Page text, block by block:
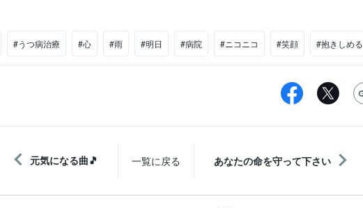
#うつ病治療 #心 #雨 #明日 #病院 #ニコニコ #笑顔 #抱きしめる
元気になる曲🎵 一覧に戻る あなたの命を守って下さい